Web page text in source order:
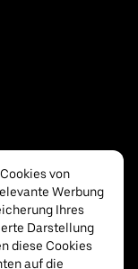
von
Werbung
Ihres
Darstellung
diese Cookies
auf die